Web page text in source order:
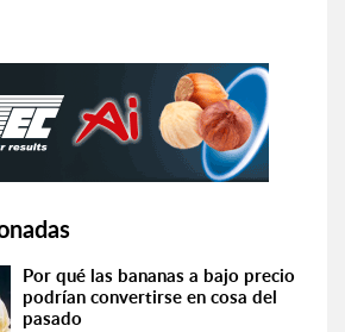
Por qué las bananas a bajo precio
podrían convertirse en cosa del
pasado